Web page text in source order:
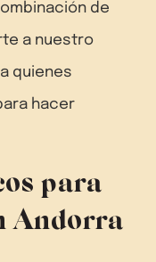
de
a nuestro
quienes
hacer
para
Andorra